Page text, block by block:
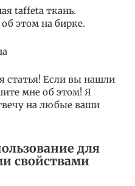
taffeta ткань.
этом на бирке.
статья! Если вы нашли
мне об этом! Я
на любые ваши
для
свойствами